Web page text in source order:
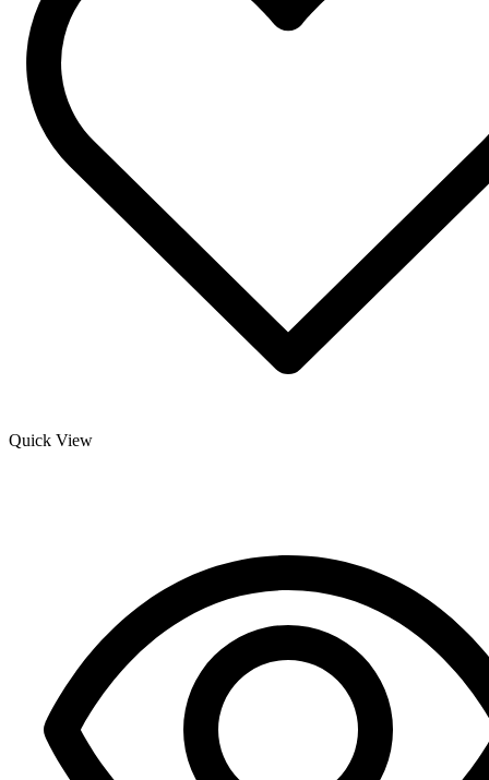
Quick View